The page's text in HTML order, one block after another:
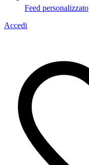
Feed personalizzato
Accedi